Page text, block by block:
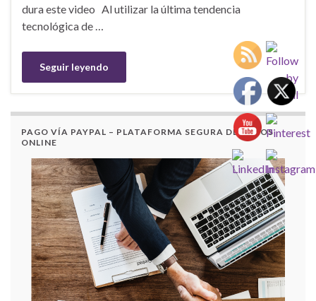
dura este video Al utilizar la última tendencia
tecnológica de …
Seguir leyendo
PAGO VÍA PAYPAL – PLATAFORMA SEGURA DE PAGOS
ONLINE